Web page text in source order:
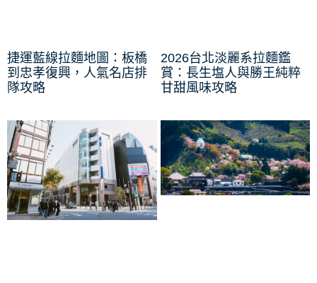
捷運藍線拉麵地圖：板橋
到忠孝復興，人氣名店排
隊攻略
2026台北淡麗系拉麵鑑
賞：長生塩人與勝王純粹
甘甜風味攻略